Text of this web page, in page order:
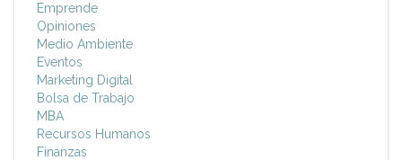
Emprende
Opiniones
Medio Ambiente
Eventos
Marketing Digital
Bolsa de Trabajo
MBA
Recursos Humanos
Finanzas